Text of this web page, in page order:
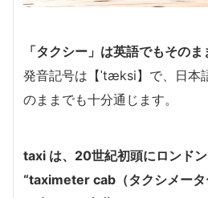
「タクシー」は英語でもそのま
発音記号は【ˈtæksi】で、日本
のままでも十分通じます。
taxi は、20世紀初頭にロンド
“taximeter cab（タクシメータ